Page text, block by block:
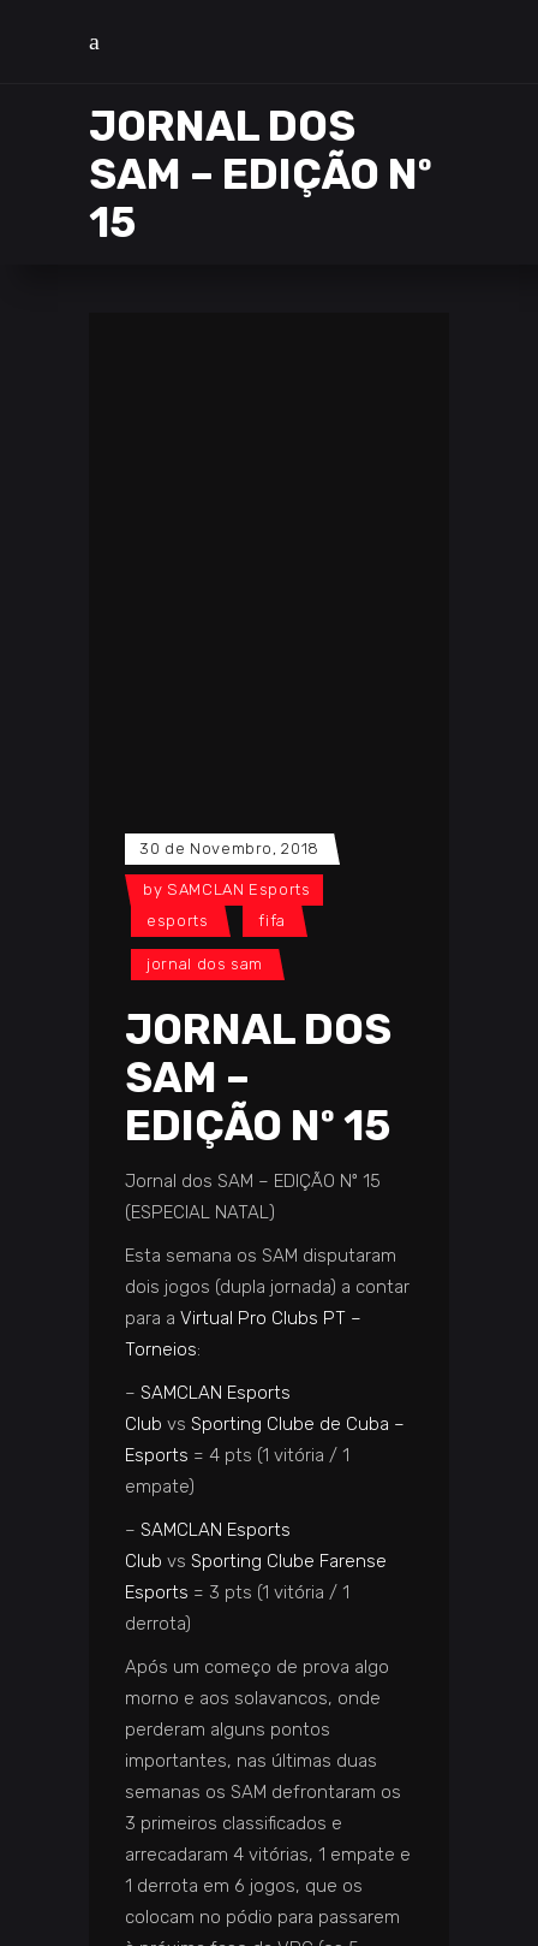
JORNAL DOS
SAM – EDIÇÃO Nº
15
30 de Novembro, 2018
by SAMCLAN Esports
esports
fifa
jornal dos sam
JORNAL DOS
SAM –
EDIÇÃO Nº 15
Jornal dos SAM – EDIÇÃO Nº 15
(ESPECIAL NATAL)
Esta semana os SAM disputaram
dois jogos (dupla jornada) a contar
para a Virtual Pro Clubs PT –
Torneios:
– SAMCLAN Esports
Club vs Sporting Clube de Cuba –
Esports = 4 pts (1 vitória / 1
empate)
– SAMCLAN Esports
Club vs Sporting Clube Farense
Esports = 3 pts (1 vitória / 1
derrota)
Após um começo de prova algo
morno e aos solavancos, onde
perderam alguns pontos
importantes, nas últimas duas
semanas os SAM defrontaram os
3 primeiros classificados e
arrecadaram 4 vitórias, 1 empate e
1 derrota em 6 jogos, que os
colocam no pódio para passarem